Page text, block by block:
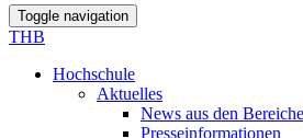
Toggle navigation
THB
Hochschule
Aktuelles
News aus den
Presseinformationen